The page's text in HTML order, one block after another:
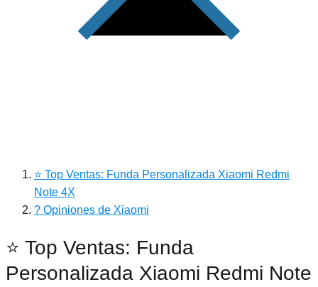
⭐ Top Ventas: Funda Personalizada Xiaomi Redmi
Note 4X
? Opiniones de Xiaomi
⭐ Top Ventas: Funda
Personalizada Xiaomi Redmi Note